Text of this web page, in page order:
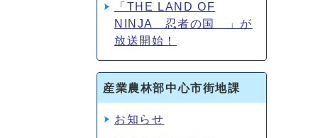
「THE LAND OF
NINJA 忍者の国 」が
放送開始！
産業農林部中心市街地課
お知らせ